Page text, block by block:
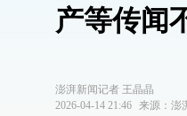
产等传闻
澎湃新闻记者 王晶晶
2026-04-14 21:46
来源： 澎